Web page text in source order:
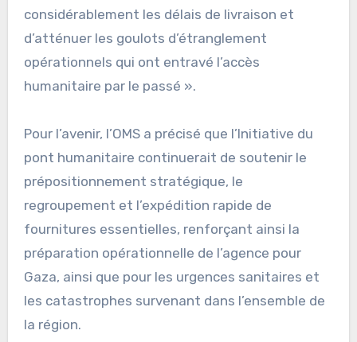
considérablement les délais de livraison et
d’atténuer les goulots d’étranglement
opérationnels qui ont entravé l’accès
humanitaire par le passé ».
Pour l’avenir, l’OMS a précisé que l’Initiative du
pont humanitaire continuerait de soutenir le
prépositionnement stratégique, le
regroupement et l’expédition rapide de
fournitures essentielles, renforçant ainsi la
préparation opérationnelle de l’agence pour
Gaza, ainsi que pour les urgences sanitaires et
les catastrophes survenant dans l’ensemble de
la région.